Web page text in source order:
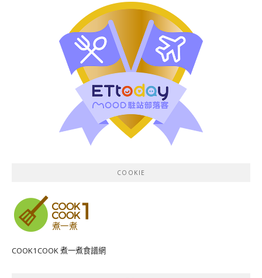
COOKIE
COOK1COOK 煮一煮食譜網